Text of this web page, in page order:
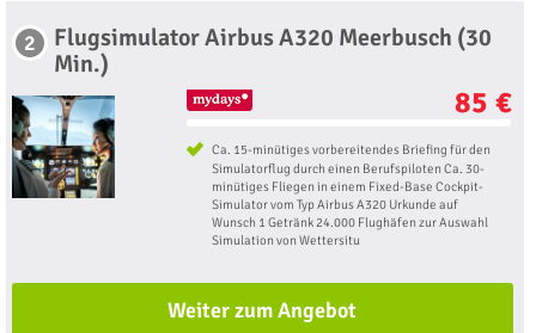
2
Flugsimulator Airbus A320 Meerbusch (30
Min.)
85 €
Ca. 15-minütiges vorbereitendes Briefing für den
Simulatorflug durch einen Berufspiloten Ca. 30-
minütiges Fliegen in einem Fixed-Base Cockpit-
Simulator vom Typ Airbus A320 Urkunde auf
Wunsch 1 Getränk 24.000 Flughäfen zur Auswahl
Simulation von Wettersitu
Weiter zum Angebot